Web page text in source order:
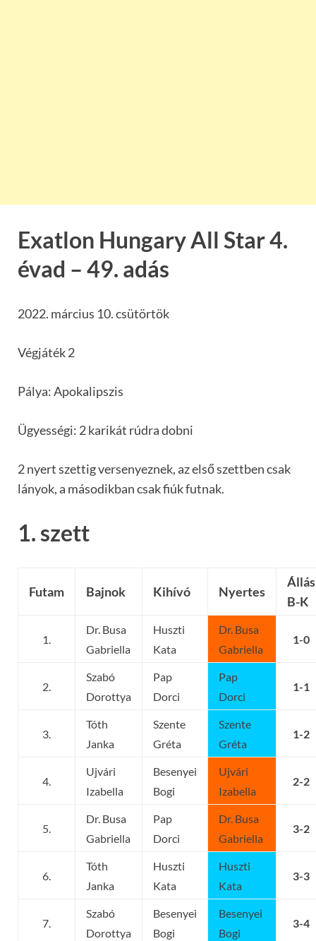
Exatlon Hungary All Star 4.
évad – 49. adás
2022. március 10. csütörtök
Végjáték 2
Pálya: Apokalipszis
Ügyességi: 2 karikát rúdra dobni
2 nyert szettig versenyeznek, az első szettben csak
lányok, a másodikban csak fiúk futnak.
1. szett
Futam Bajnok Kihívó Nyertes
Állás
B-K
1.
Dr. Busa
Gabriella
Huszti
Kata
Dr. Busa
Gabriella
1-0
2.
Szabó
Dorottya
Pap
Dorci
Pap
Dorci
1-1
3.
Tóth
Janka
Szente
Gréta
Szente
Gréta
1-2
4.
Ujvári
Izabella
Besenyei
Bogi
Ujvári
Izabella
2-2
5.
Dr. Busa
Gabriella
Pap
Dorci
Dr. Busa
Gabriella
3-2
6.
Tóth
Janka
Huszti
Kata
Huszti
Kata
3-3
7.
Szabó
Dorottya
Besenyei
Bogi
Besenyei
Bogi
3-4